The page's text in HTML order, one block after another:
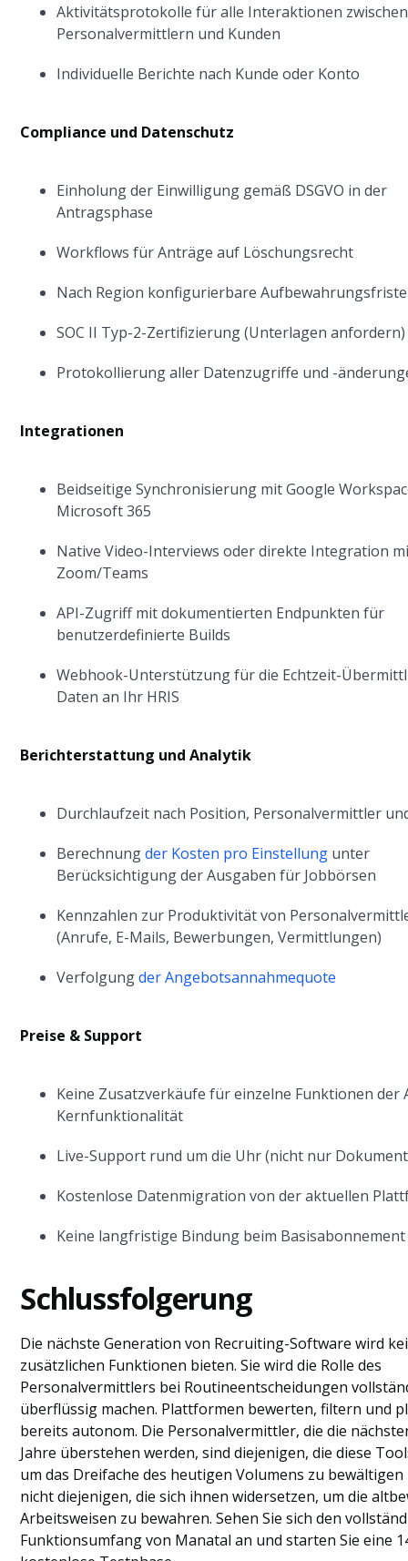
Aktivitätsprotokolle für alle Interaktionen zwischen
Personalvermittlern und Kunden
Individuelle Berichte nach Kunde oder Konto
Compliance und Datenschutz
Einholung der Einwilligung gemäß DSGVO in der
Antragsphase
Workflows für Anträge auf Löschungsrecht
Nach Region konfigurierbare
SOC II Typ-2-Zertifizierung (Unterlagen anfordern)
Protokollierung aller Datenzugriffe und -
Integrationen
Beidseitige Synchronisierung mit Google
Microsoft 365
Native Video-Interviews oder direkte Integration
Zoom/Teams
API-Zugriff mit dokumentierten Endpunkten für
benutzerdefinierte Builds
Webhook-Unterstützung für die Echtzeit-
Daten an Ihr HRIS
Berichterstattung und Analytik
Durchlaufzeit nach Position, Personalvermittler
Berechnungder Kosten pro Einstellung unter
Berücksichtigung der Ausgaben für Jobbörsen
Kennzahlen zur Produktivität von
(Anrufe, E-Mails, Bewerbungen, Vermittlungen)
Verfolgungder Angebotsannahmequote
Preise & Support
Keine Zusatzverkäufe für einzelne Funktionen der
Kernfunktionalität
Live-Support rund um die Uhr (nicht nur
Kostenlose Datenmigration von der aktuellen
Keine langfristige Bindung beim Basisabonnement
Schlussfolgerung
Die nächste Generation von Recruiting-Software wird
zusätzlichen Funktionen bieten. Sie wird die Rolle des
Personalvermittlers bei Routineentscheidungen
überflüssig machen. Plattformen bewerten, filtern und
bereits autonom. Die Personalvermittler, die die
Jahre überstehen werden, sind diejenigen, die diese
um das Dreifache des heutigen Volumens zu bewältigen
nicht diejenigen, die sich ihnen widersetzen, um die
Arbeitsweisen zu bewahren. Sehen Sie sich den
Funktionsumfang von Manatal an und starten Sie eine